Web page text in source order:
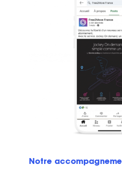
Notre